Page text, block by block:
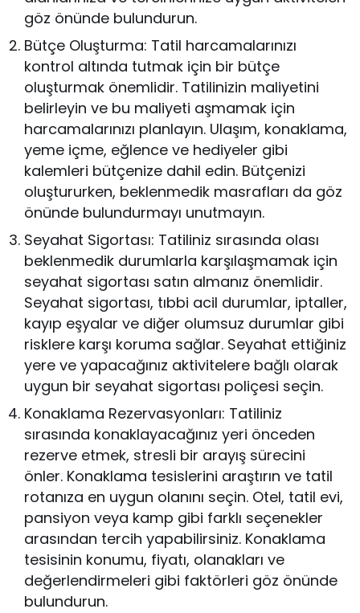
göz önünde bulundurun.
Bütçe Oluşturma: Tatil harcamalarınızı
kontrol altında tutmak için bir bütçe
oluşturmak önemlidir. Tatilinizin maliyetini
belirleyin ve bu maliyeti aşmamak için
harcamalarınızı planlayın. Ulaşım, konaklama,
yeme içme, eğlence ve hediyeler gibi
kalemleri bütçenize dahil edin. Bütçenizi
oluştururken, beklenmedik masrafları da göz
önünde bulundurmayı unutmayın.
Seyahat Sigortası: Tatiliniz sırasında olası
beklenmedik durumlarla karşılaşmamak için
seyahat sigortası satın almanız önemlidir.
Seyahat sigortası, tıbbi acil durumlar, iptaller,
kayıp eşyalar ve diğer olumsuz durumlar gibi
risklere karşı koruma sağlar. Seyahat ettiğiniz
yere ve yapacağınız aktivitelere bağlı olarak
uygun bir seyahat sigortası poliçesi seçin.
Konaklama Rezervasyonları: Tatiliniz
sırasında konaklayacağınız yeri önceden
rezerve etmek, stresli bir arayış sürecini
önler. Konaklama tesislerini araştırın ve tatil
rotanıza en uygun olanını seçin. Otel, tatil evi,
pansiyon veya kamp gibi farklı seçenekler
arasından tercih yapabilirsiniz. Konaklama
tesisinin konumu, fiyatı, olanakları ve
değerlendirmeleri gibi faktörleri göz önünde
bulundurun.